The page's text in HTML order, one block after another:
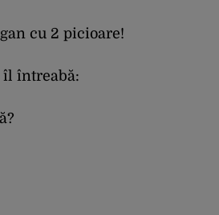
cu 2 picioare!
îl întreabă: